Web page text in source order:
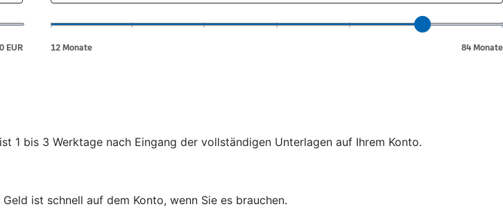
bis 3 Werktage nach Eingang der vollständigen Unterlagen auf Ihrem Konto.
ist schnell auf dem Konto, wenn Sie es brauchen.